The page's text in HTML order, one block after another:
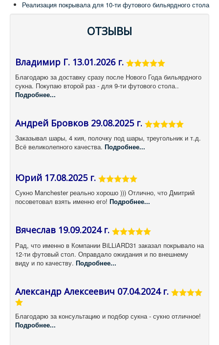
Реализация покрывала для 10-ти футового бильярдного стола
ОТЗЫВЫ
Владимир Г. 13.01.2026 г.
Благодарю за доставку сразу после Нового Года бильярдного
сукна. Покупаю второй раз - для 9-ти футового стола..
Подробнее...
Андрей Бровков 29.08.2025 г.
Заказывал шары, 4 кия, полочку под шары, треугольник и т.д.
Всё великолепного качества. Подробнее...
Юрий 17.08.2025 г.
Сукно Manchester реально хорошо ))) Отлично, что Дмитрий
посоветовал взять именно его! Подробнее...
Вячеслав 19.09.2024 г.
Рад, что именно в Компании BiLLiARD31 заказал покрывало на
12-ти футовый стол. Оправдало ожидания и по внешнему
виду и по качеству. Подробнее...
Александр Алексеевич 07.04.2024 г.
Благодарю за консультацию и подбор сукна - сукно отличное!
Подробнее...